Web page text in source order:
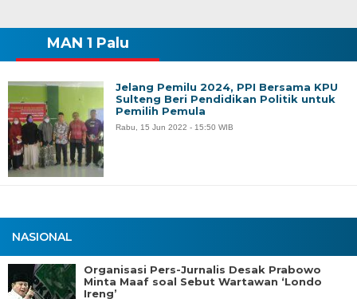
NASIONAL
Organisasi Pers-Jurnalis Desak Prabowo
Minta Maaf soal Sebut Wartawan ‘Londo
Ireng’
MAN 1 Palu
Jelang Pemilu 2024, PPI Bersama KPU
Sulteng Beri Pendidikan Politik untuk
Pemilih Pemula
Rabu, 15 Jun 2022 - 15:50 WIB